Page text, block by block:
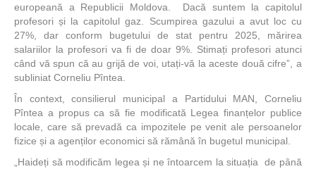
europeană a Republicii Moldova. Dacă suntem la capitolul
profesori și la capitolul gaz. Scumpirea gazului a avut loc cu
27%, dar conform bugetului de stat pentru 2025, mărirea
salariilor la profesori va fi de doar 9%. Stimați profesori atunci
când vă spun că au grijă de voi, utați-vă la aceste două cifre”, a
subliniat Corneliu Pîntea.
În context, consilierul municipal a Partidului MAN, Corneliu
Pîntea a propus ca să fie modificată Legea finanțelor publice
locale, care să prevadă ca impozitele pe venit ale persoanelor
fizice și a agenților economici să rămână în bugetul municipal.
„Haideți să modificăm legea și ne întoarcem la situația de până